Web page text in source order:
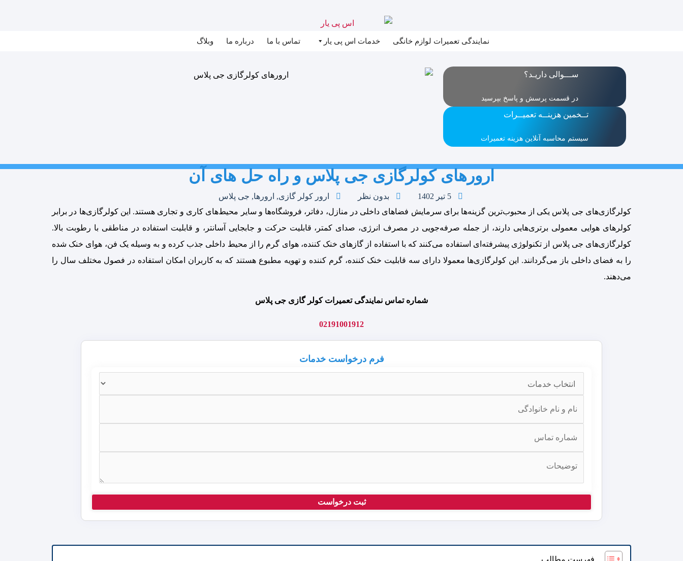
نمایندگی تعمیرات لوازم خانگی خدمات اس پی یار تماس با ما درباره ما وبلاگ
ســـوالی داریـد؟
در قسمت پرسش و پاسخ بپرسید
تــخمین هزینــه تعمیــرات
سیستم محاسبه آنلاین هزینه تعمیرات
ارورهای کولرگازی جی پلاس و راه حل های آن
5 تیر 1402 بدون نظر ارور کولر گازی, ارورها, جی پلاس
کولرگازی‌های جی پلاس یکی از محبوب‌ترین گزینه‌ها برای سرمایش فضاهای داخلی در منازل، دفاتر، فروشگاه‌ها و سایر محیط‌های کاری و تجاری هستند. این کولرگازی‌ها در برابر
کولرهای هوایی معمولی برتری‌هایی دارند، از جمله صرفه‌جویی در مصرف انرژی، صدای کمتر، قابلیت حرکت و جابجایی آسانتر، و قابلیت استفاده در مناطقی با رطوبت بالا.
کولرگازی‌های جی پلاس از تکنولوژی پیشرفته‌ای استفاده می‌کنند که با استفاده از گازهای خنک کننده، هوای گرم را از محیط داخلی جذب کرده و به وسیله یک فن، هوای خنک شده
را به فضای داخلی باز می‌گردانند. این کولرگازی‌ها معمولا دارای سه قابلیت خنک کننده، گرم کننده و تهویه مطبوع هستند که به کاربران امکان استفاده در فصول مختلف سال را
می‌دهند.
شماره تماس نمایندگی تعمیرات کولر گازی جی پلاس
02191001912
فرم درخواست خدمات